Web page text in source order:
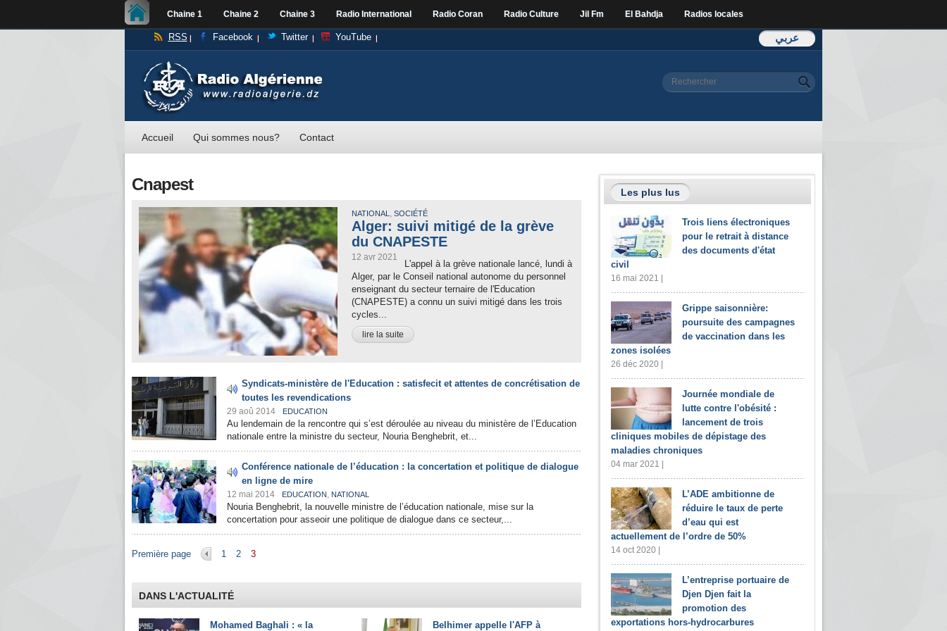
Chaine 1 Chaine 2 Chaine 3 Radio International Radio Coran Radio Culture Jil Fm El Bahdja Radios locales
عربي RSS Facebook Twitter YouTube
Formulaire de
Rechercher
Accueil Qui sommes nous? Contact
Cnapest
NATIONAL , SOCIÉTÉ
Alger: suivi mitigé de la grève
du CNAPESTE
12 avr 2021
L'appel à la grève nationale lancé, lundi à
Alger, par le Conseil national autonome du personnel
enseignant du secteur ternaire de l'Education
(CNAPESTE) a connu un suivi mitigé dans les trois
cycles...
lire la suite
Syndicats-ministère de l'Education : satisfecit et attentes de concrétisation de
toutes les revendications
29 aoû 2014 EDUCATION
Au lendemain de la rencontre qui s’est déroulée au niveau du ministère de l’Education
nationale entre la ministre du secteur, Nouria Benghebrit, et...
Conférence nationale de l’éducation : la concertation et politique de dialogue
en ligne de mire
12 mai 2014 EDUCATION, NATIONAL
Nouria Benghebrit, la nouvelle ministre de l’éducation nationale, mise sur la
concertation pour asseoir une politique de dialogue dans ce secteur,...
Pages
Première page 1 2 3
DANS L'ACTUALITÉ
Mohamed Baghali : « la Belhimer appelle l'AFP à
Les plus lus
Trois liens électroniques
pour le retrait à distance
des documents d'état
civil
16 mai 2021 |
Grippe saisonnière:
poursuite des campagnes
de vaccination dans les
zones isolées
26 déc 2020 |
Journée mondiale de
lutte contre l'obésité :
lancement de trois
cliniques mobiles de dépistage des
maladies chroniques
04 mar 2021 |
L’ADE ambitionne de
réduire le taux de perte
d’eau qui est
actuellement de l’ordre de 50%
14 oct 2020 |
L’entreprise portuaire de
Djen Djen fait la
promotion des
exportations hors-hydrocarbures